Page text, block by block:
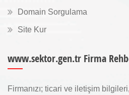
Domain Sorgulama
Site Kur
www.sektor.gen.tr Firma
Firmanızı; ticari ve iletişim